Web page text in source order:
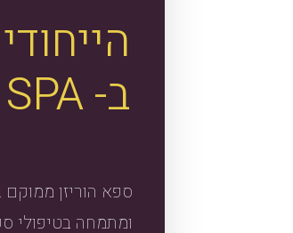
ב-SPA
ספא הוריזן
ומתמחה בטיפולי